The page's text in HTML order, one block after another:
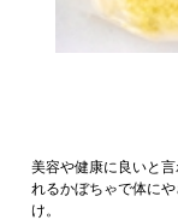
美容や健康に良いと
れるかぼちゃで体に
け。